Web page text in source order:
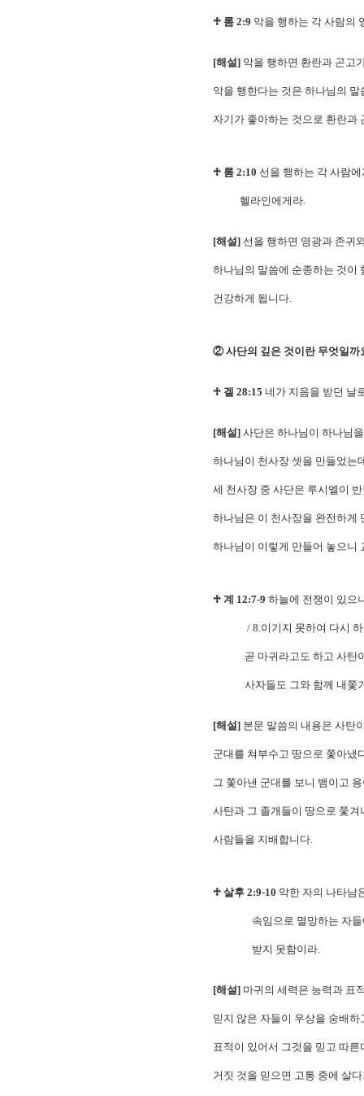
♱ 롬 2:9 악을 행하는 각 사람의
[해설] 악을 행하면 환란과 곤고
악을 행한다는 것은 하나님의
자기가 좋아하는 것으로 환란과
♱ 롬 2:10 선을 행하는 각 사람
헬라인에게라.
[해설] 선을 행하면 영광과 존귀
하나님의 말씀에 순종하는 것이
건강하게 됩니다.
② 사단의 깊은 것이란 무엇일까
♱ 겔 28:15 네가 지음을 받던 날
[해설] 사단은 하나님이 하나님
하나님이 천사장 셋을 만들었는
세 천사장 중 사단은 루시엘이
하나님은 이 천사장을 완전하게
하나님이 이렇게 만들어 놓으니
♱ 계 12:7-9 하늘에 전쟁이 있으
/ 8.이기지 못하여 다시 하늘
곧 마귀라고도 하고 사탄이
사자들도 그와 함께 내쫓
[해설] 본문 말씀의 내용은 사탄
군대를 쳐부수고 땅으로 쫓아냈
그 쫓아낸 군대를 보니 뱀이고
사탄과 그 졸개들이 땅으로 쫓
사람들을 지배합니다.
♱ 살후 2:9-10 악한 자의 나타남
속임으로 멸망하는 자들에
받지 못함이라.
[해설] 마귀의 세력은 능력과 표
믿지 않은 자들이 우상을 숭배
표적이 있어서 그것을 믿고 따른
거짓 것을 믿으면 고통 중에 살